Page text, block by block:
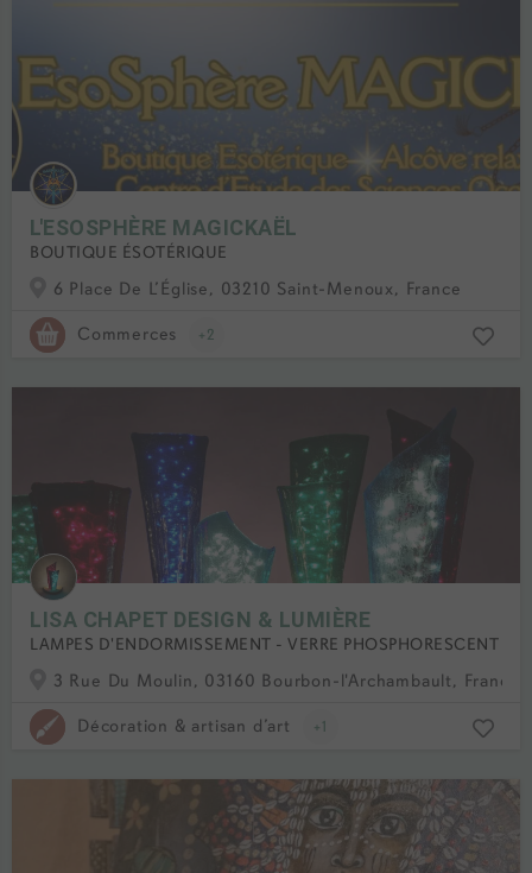
L'ESOSPHÈRE MAGICKAËL
BOUTIQUE ÉSOTÉRIQUE
6 Place De L’Église, 03210 Saint-Menoux, France
Commerces +2
LISA CHAPET DESIGN & LUMIÈRE
LAMPES D'ENDORMISSEMENT - VERRE PHOSPHORESCENT
3 Rue Du Moulin, 03160 Bourbon-l'Archambault, France
Décoration & artisan d’art +1